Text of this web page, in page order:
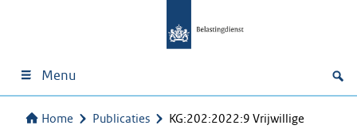
Menu
Home Publicaties
KG:202:2022:9 Vrijwillige